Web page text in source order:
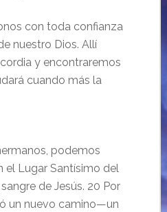
con toda confianza
nuestro Dios. Allí
y encontraremos
cuando más la
podemos
el Lugar Santísimo del
de Jesús. 20 Por
un nuevo camino—un